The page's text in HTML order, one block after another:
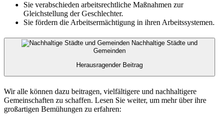
Sie verabschieden arbeitsrechtliche Maßnahmen zur
Gleichstellung der Geschlechter.
Sie fördern die Arbeitsermächtigung in ihren Arbeitssystemen.
Nachhaltige Städte und
Gemeinden
Herausragender Beitrag
Wir alle können dazu beitragen, vielfältigere und nachhaltigere
Gemeinschaften zu schaffen. Lesen Sie weiter, um mehr über ihre
großartigen Bemühungen zu erfahren: